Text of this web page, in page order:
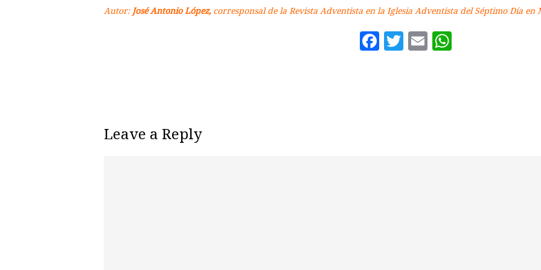
Autor: José Antonio López,corresponsal de la Revista Adventista en la Iglesia Adventista del Séptimo Día en
Facebook
Twitter
Email
Leave a Reply